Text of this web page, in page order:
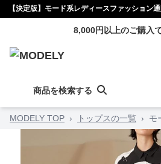
【決定版】モード系レディースファッション
8,000円以上のご購入
商品を検索する
MODELY TOP › トップスの一覧 › モ